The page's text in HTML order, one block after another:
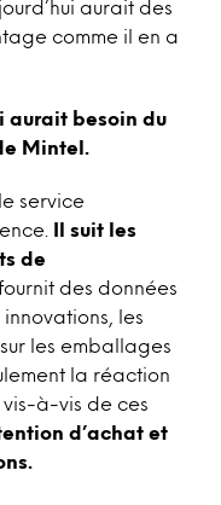
aurait des
comme il en a
aurait besoin du
Mintel.
service
Il suit les
de
des données
les
les emballages
la réaction
vis-à-vis de ces
d’achat et